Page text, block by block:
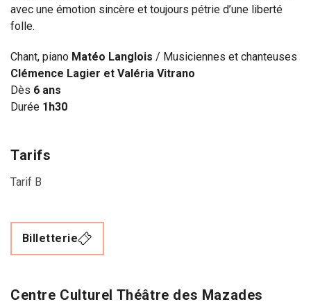
avec une émotion sincère et toujours pétrie d’une liberté
folle.
Chant, piano Matéo Langlois / Musiciennes et chanteuses
Clémence Lagier et Valéria Vitrano
Dès 6 ans
Durée 1h30
Tarifs
Tarif B
Billetterie
Centre Culturel Théâtre des Mazades